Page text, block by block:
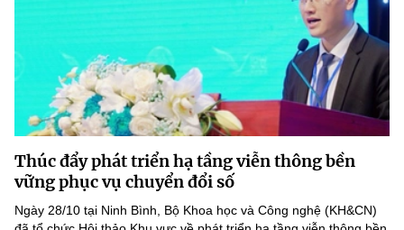
Thúc đẩy phát triển hạ tầng viễn thông bền
vững phục vụ chuyển đổi số
Ngày 28/10 tại Ninh Bình, Bộ Khoa học và Công nghệ (KH&CN)